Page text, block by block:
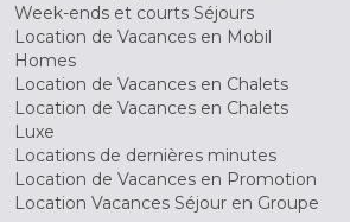
Week-ends et courts Séjours
Location de Vacances en Mobil
Homes
Location de Vacances en Chalets
Location de Vacances en Chalets
Luxe
Locations de dernières minutes
Location de Vacances en Promotion
Location Vacances Séjour en Groupe